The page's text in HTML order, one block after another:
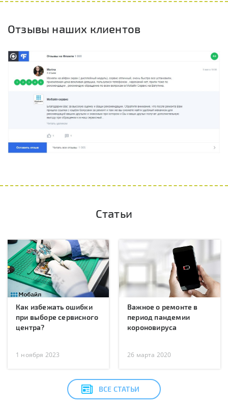
Отзывы наших клиентов
Статьи
Как избежать ошибки
при выборе сервисного
центра?
1 ноября 2023
Важное о ремонте в
период пандемии
короновируса
26 марта 2020
ВСЕ СТАТЬИ